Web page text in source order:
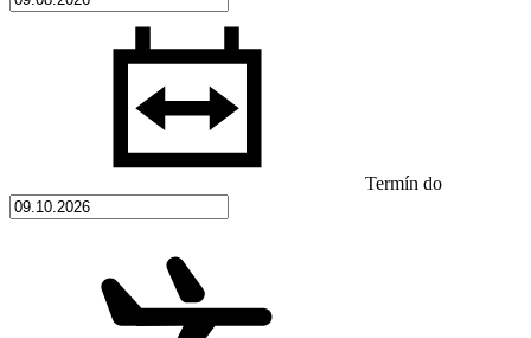
Termín do